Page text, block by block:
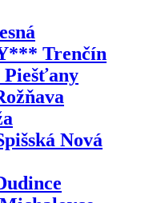
Trenčín
Nová